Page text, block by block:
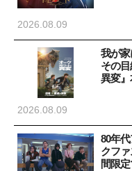
2026.08.09
我が家
その
異変』
2026.08.09
80年
クフ
間限